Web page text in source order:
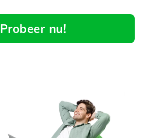
Probeer nu!